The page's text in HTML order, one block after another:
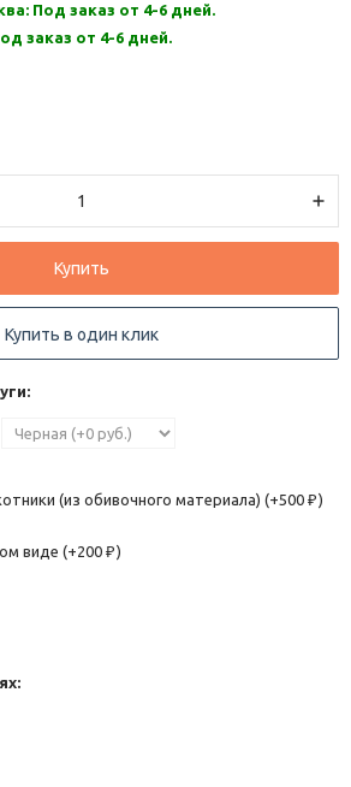
Под заказ от 4-6 дней.
заказ от 4-6 дней.
Купить
Купить в один клик
(из обивочного материала) (+500 ₽ )
виде (+200 ₽ )